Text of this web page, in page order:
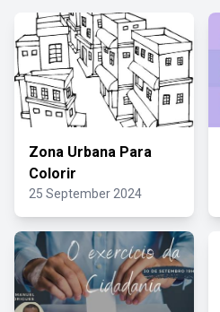
Zona Urbana Para
Colorir
25 September 2024